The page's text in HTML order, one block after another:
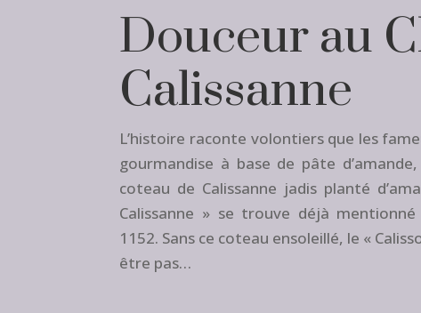
Douceur au
Calissanne
L’histoire raconte volontiers que les
gourmandise à base de pâte
coteau de Calissanne jadis planté
Calissanne » se trouve déjà
1152. Sans ce coteau ensoleillé, le «
être pas…